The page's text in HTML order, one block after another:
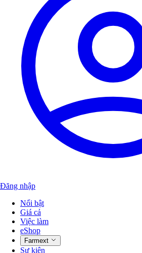
Đăng nhập
Nổi bật
Giá cả
Việc làm
eShop
Farmext
Sự kiện